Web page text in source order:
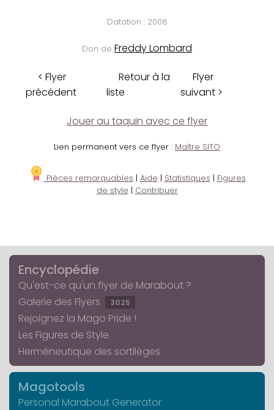
Datation : 2008
Don de Freddy Lombard
< Flyer
précédent
Retour à la
liste
Flyer
suivant >
Jouer au taquin avec ce flyer
Lien permanent vers ce flyer : Maître SITO
Pièces remarquables | Aide | Statistiques | Figures
de style | Contribuer
Encyclopédie
Qu'est-ce qu'un flyer de Marabout ?
Galerie des Flyers
3025
Rejoignez la Mago Pride !
Les Figures de Style
Herméneutique des sortilèges
Magotools
Personal Marabout Generator